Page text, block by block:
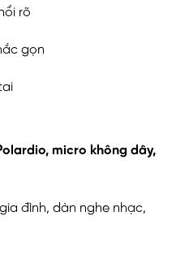
rõ
gọn
micro không dây,
đình, dàn nghe nhạc,